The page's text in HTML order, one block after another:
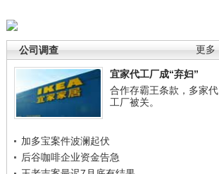
更多
公司调查
宜家代工厂成“弃妇”
合作存霸王条款，多家代
工厂被关。
加多宝案件波澜起伏
后谷咖啡企业资金告急